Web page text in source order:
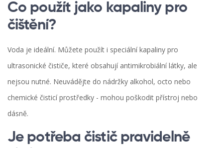
Co použít jako kapaliny pro
čištění?
Voda je ideální. Můžete použít i speciální kapaliny pro
ultrasonické čističe, které obsahují antimikrobiální látky, ale
nejsou nutné. Neuvádějte do nádržky alkohol, octo nebo
chemické čisticí prostředky - mohou poškodit přístroj nebo
dásně.
Je potřeba čistič pravidelně